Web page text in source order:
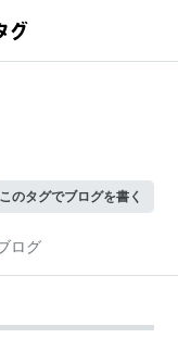
このタグでブログを書く
ログ